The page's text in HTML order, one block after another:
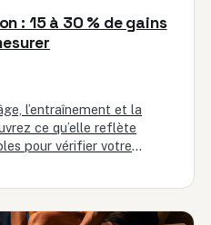
: 15 à 30 % de gains
l’entraînement et la
ce qu’elle reflète
pour vérifier votre